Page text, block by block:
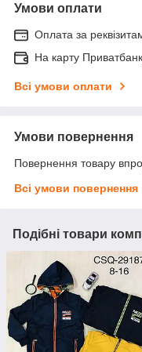
Умови оплати
Оплата за
На карту
Всі умови оплати
Умови повернення
Повернення товару
Всі умови повернення
Подібні товари